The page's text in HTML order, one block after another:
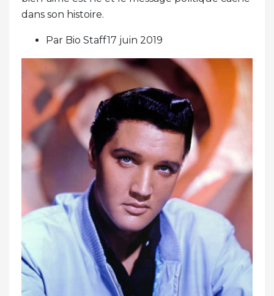
dans son histoire.
Par Bio Staff17 juin 2019